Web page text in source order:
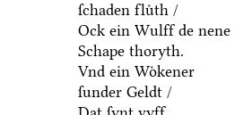
ſchaden fluͤth /
Ock ein Wulff de nene
Schape thoryth.
Vnd ein Woͤkener
ſunder Geldt /